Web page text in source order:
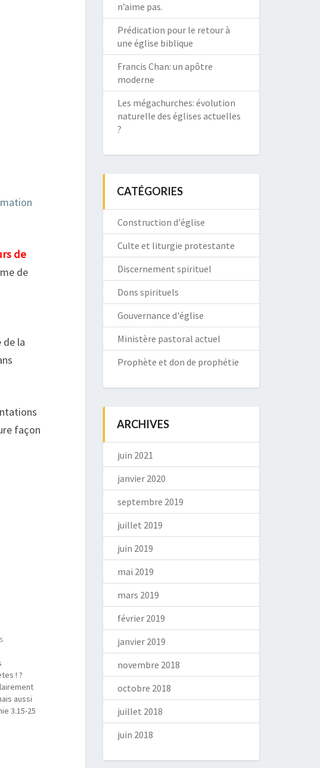
de
de
de la
façon
! ?
aussi
3.15-25
des
vous
n’aime pas.
Prédication pour le retour à
une église biblique
Francis Chan: un apôtre
moderne
Les mégachurches: évolution
naturelle des églises actuelles
?
CATÉGORIES
Construction d'église
Culte et liturgie protestante
Discernement spirituel
Dons spirituels
Gouvernance d'église
Ministère pastoral actuel
Prophète et don de prophétie
ARCHIVES
juin 2021
janvier 2020
septembre 2019
juillet 2019
juin 2019
mai 2019
mars 2019
février 2019
janvier 2019
novembre 2018
octobre 2018
juillet 2018
juin 2018